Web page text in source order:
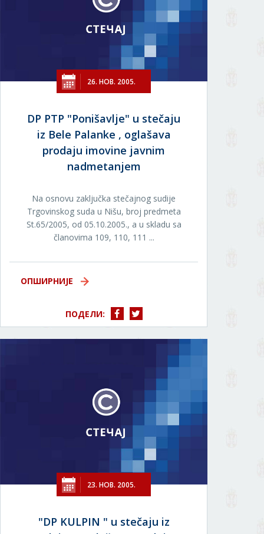
26. НОВ. 2005.
DP PTP "Ponišavlje" u stečaju
iz Bele Palanke , oglašava
prodaju imovine javnim
nadmetanjem
Na osnovu zaključka stečajnog sudije
Trgovinskog suda u Nišu, broj predmeta
St.65/2005, od 05.10.2005., a u skladu sa
članovima 109, 110, 111 ...
ОПШИРНИЈЕ
ПОДЕЛИ:
23. НОВ. 2005.
"DP KULPIN " u stečaju iz